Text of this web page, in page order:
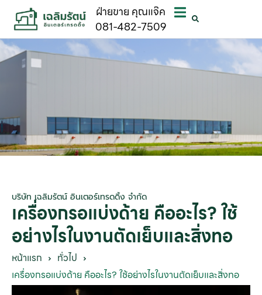
ฝ่ายขาย คุณแจ๊ค
081-482-7509
บริษัท เฉลิมรัตน์ อินเตอร์เทรดดิ้ง จำกัด
เครื่องกรอแบ่งด้าย คืออะไร? ใช้
อย่างไรในงานตัดเย็บและสิ่งทอ
หน้าแรก
ทั่วไป
เครื่องกรอแบ่งด้าย คืออะไร? ใช้อย่างไรในงานตัดเย็บและสิ่งทอ